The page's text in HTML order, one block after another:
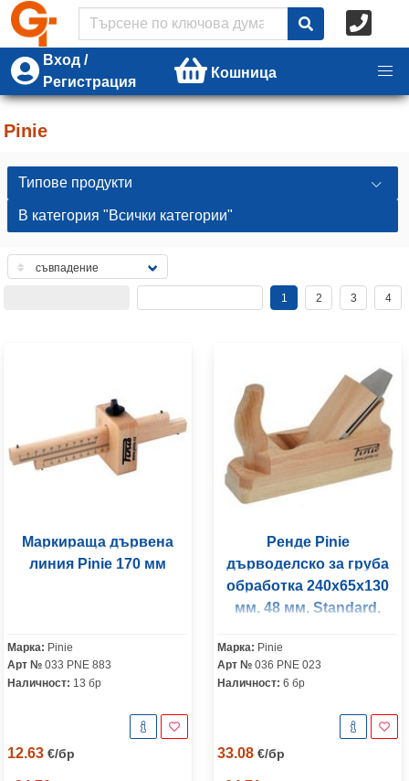
Вход /
Регистрация
Кошница
Pinie
Типове продукти
В категория "Всички категории"
1 2 3 4
Маркираща дървена
линия Pinie 170 мм
Марка: Pinie
Арт № 033 PNE 883
Наличност: 13 бр
12.63 €/бр
Ренде Pinie
дърводелско за груба
обработка 240x65x130
мм, 48 мм, Standard,
Марка: Pinie
Арт № 036 PNE 023
Наличност: 6 бр
33.08 €/бр